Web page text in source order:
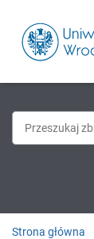
Strona główna